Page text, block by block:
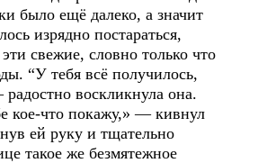
было ещё далеко, а значит
изрядно постараться,
свежие, словно только что
“У тебя всё получилось,
радостно воскликнула она.
кое-что покажу,» — кивнул
ей руку и тщательно
такое же безмятежное